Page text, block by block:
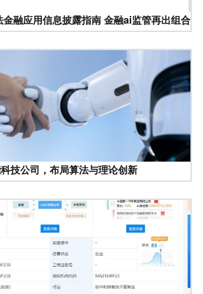
融应用信息披露指南 金融ai监管再出组合拳
技公司，布局算法与理论创新